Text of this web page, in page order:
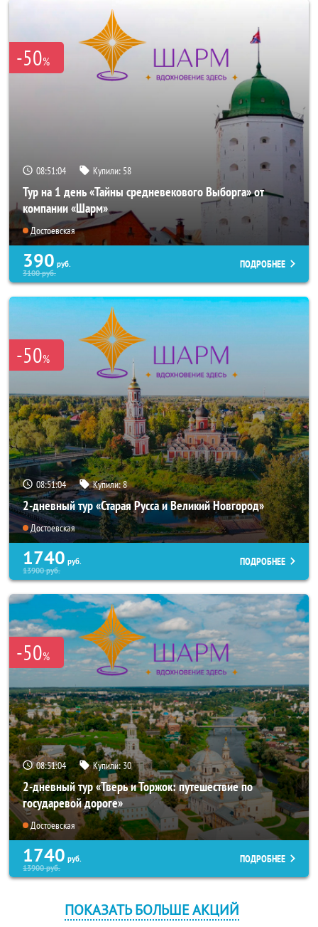
-50%
08:51:02 Купили: 58
Тур на 1 день «Тайны средневекового Выборга» от
компании «Шарм»
Достоевская
390 руб.
3100руб.
ПОДРОБНЕЕ
-50%
08:51:02 Купили:8
2-дневный тур «Старая Русса и Великий Новгород»
Достоевская
1740 руб.
13900руб.
ПОДРОБНЕЕ
-50%
08:51:02 Купили:30
2-дневный тур «Тверь и Торжок: путешествие по
государевой дороге»
Достоевская
1740 руб.
13900руб.
ПОДРОБНЕЕ
ПОКАЗАТЬ БОЛЬШЕ АКЦИЙ